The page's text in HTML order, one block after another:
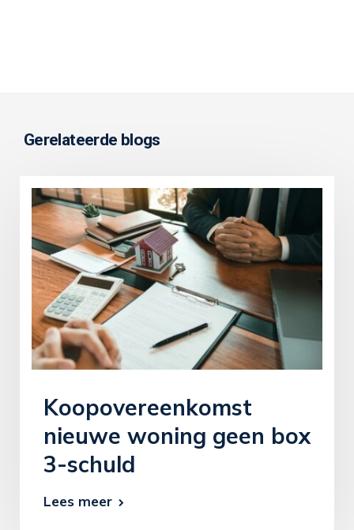
Gerelateerde blogs
Koopovereenkomst
nieuwe woning geen box
3-schuld
Lees meer